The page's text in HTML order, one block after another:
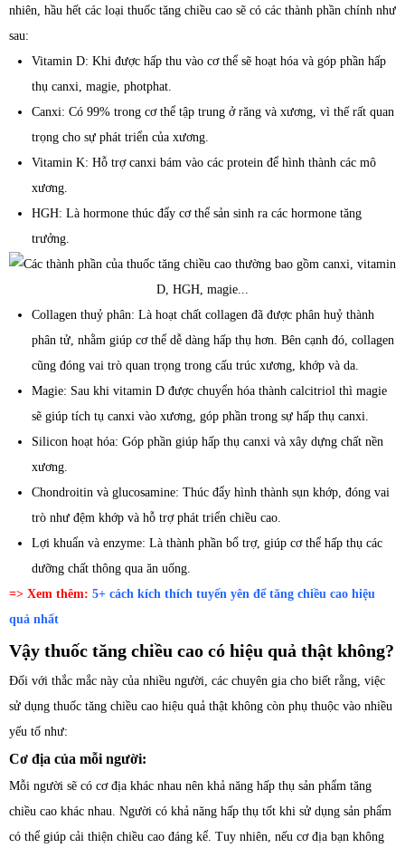
nhiên, hầu hết các loại thuốc tăng chiều cao sẽ có các thành phần chính như
sau:
Vitamin D: Khi được hấp thu vào cơ thể sẽ hoạt hóa và góp phần hấp
thụ canxi, magie, photphat.
Canxi: Có 99% trong cơ thể tập trung ở răng và xương, vì thế rất quan
trọng cho sự phát triển của xương.
Vitamin K: Hỗ trợ canxi bám vào các protein để hình thành các mô
xương.
HGH: Là hormone thúc đẩy cơ thể sản sinh ra các hormone tăng
trưởng.
Collagen thuỷ phân: Là hoạt chất collagen đã được phân huỷ thành
phân tử, nhằm giúp cơ thể dễ dàng hấp thụ hơn. Bên cạnh đó, collagen
cũng đóng vai trò quan trọng trong cấu trúc xương, khớp và da.
Magie: Sau khi vitamin D được chuyển hóa thành calcitriol thì magie
sẽ giúp tích tụ canxi vào xương, góp phần trong sự hấp thụ canxi.
Silicon hoạt hóa: Góp phần giúp hấp thụ canxi và xây dựng chất nền
xương.
Chondroitin và glucosamine: Thúc đẩy hình thành sụn khớp, đóng vai
trò như đệm khớp và hỗ trợ phát triển chiều cao.
Lợi khuẩn và enzyme: Là thành phần bổ trợ, giúp cơ thể hấp thụ các
dưỡng chất thông qua ăn uống.
=> Xem thêm: 5+ cách kích thích tuyến yên để tăng chiều cao hiệu
quả nhất
Vậy thuốc tăng chiều cao có hiệu quả thật không?
Đối với thắc mắc này của nhiều người, các chuyên gia cho biết rằng, việc
sử dụng thuốc tăng chiều cao hiệu quả thật không còn phụ thuộc vào nhiều
yếu tố như:
Cơ địa của mỗi người:
Mỗi người sẽ có cơ địa khác nhau nên khả năng hấp thụ sản phẩm tăng
chiều cao khác nhau. Người có khả năng hấp thụ tốt khi sử dụng sản phẩm
có thể giúp cải thiện chiều cao đáng kể. Tuy nhiên, nếu cơ địa bạn không